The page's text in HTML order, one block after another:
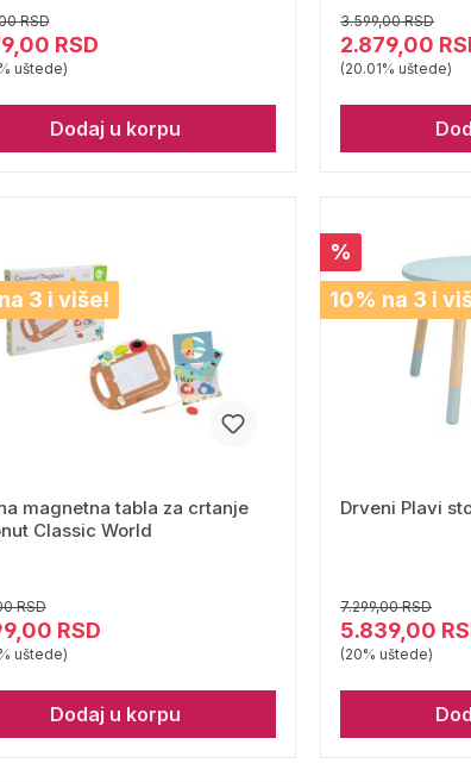
RSD
RSD
uštede)
Dodaj u korpu
3.599,00 RSD
2.879,00
(20.01% uštede)
3 i više!
magnetna tabla za crtanje
Classic World
RSD
RSD
uštede)
Dodaj u korpu
%
10% na 3 i
Drveni Plavi
7.299,00 RSD
5.839,00
(20% uštede)